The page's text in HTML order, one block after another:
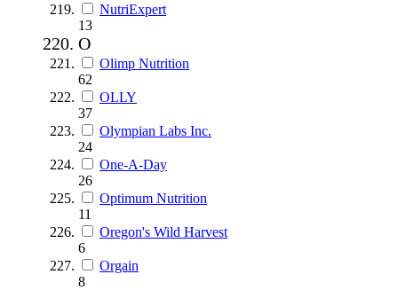
NutriExpert
13
O
Olimp Nutrition
62
OLLY
37
Olympian Labs Inc.
24
One-A-Day
26
Optimum Nutrition
11
Oregon's Wild Harvest
6
Orgain
8